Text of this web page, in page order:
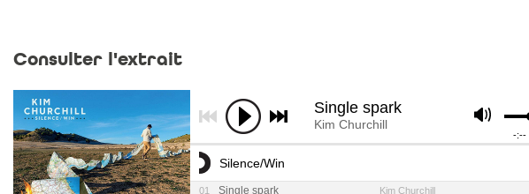
Consulter l'extrait